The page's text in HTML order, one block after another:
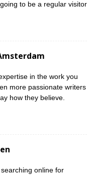
to be a regular visitor
in the work you
more passionate writers
how they believe.
online for